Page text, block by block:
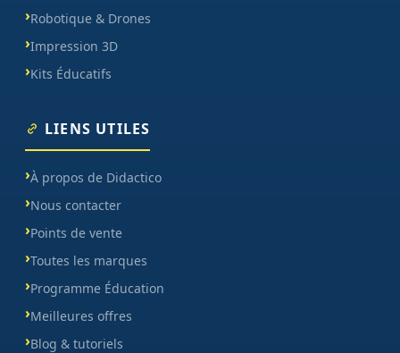
Robotique & Drones
Impression 3D
Kits Éducatifs
LIENS UTILES
À propos de Didactico
Nous contacter
Points de vente
Toutes les marques
Programme Éducation
Meilleures offres
Blog & tutoriels